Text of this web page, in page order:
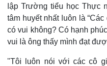
Tư vấn luật
lập Trường tiểu học Thực
tâm huyết nhất luôn là
có vui không? Có hạnh
vui là ông thấy mình đạt
"Tôi luôn nói với các cô